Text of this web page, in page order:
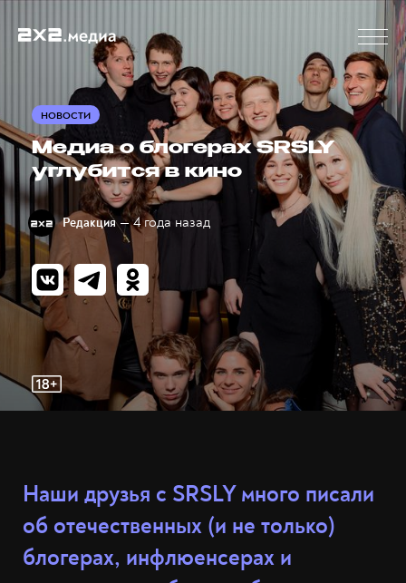
НОВОСТИ
Медиа о блогерах SRSLY
углубится в кино
Редакция — 4 года назад
Наши друзья с SRSLY много писали
об отечественных (и не только)
блогерах, инфлюенсерах и